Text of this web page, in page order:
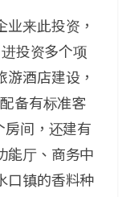
来此投资，
投资多个项
酒店建设，
备有标准客
间，还建有
能厅、商务中
口镇的香料种